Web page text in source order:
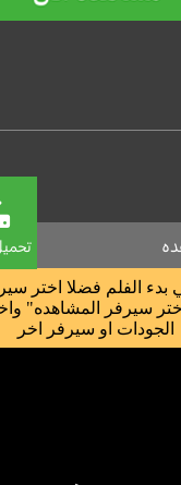
الفلم فضلا اختر
سيرفر المشاهده"
الجودات او سيرفر اخر